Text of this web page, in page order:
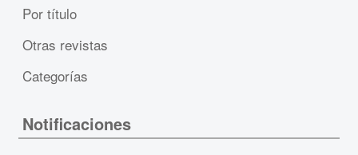
Por título
Otras revistas
Categorías
Notificaciones